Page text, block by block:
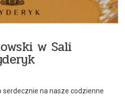
w Sali
na nasze codzienne